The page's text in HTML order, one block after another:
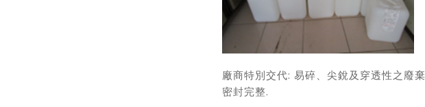
廠商特別交代: 易碎、尖銳及穿透性之廢
密封完整.